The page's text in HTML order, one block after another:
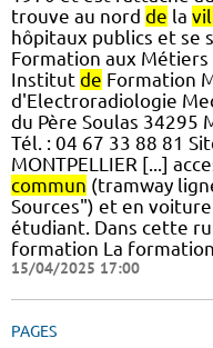
trouve au nord de la
hôpitaux publics et se
Formation aux Métiers
Institut de Formation
d'Electroradiologie
du Père Soulas 34295
Tél. : 04 67 33 88 81
MONTPELLIER [...]
commun (tramway
Sources") et en
étudiant. Dans cette
formation La formation
15/04/2025 17:00
PAGES